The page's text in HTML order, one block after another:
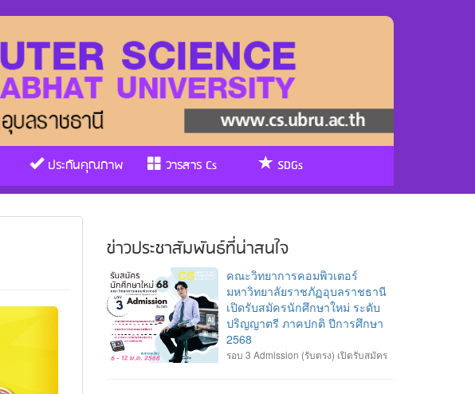
ประกันคุณภาพ วารสาร Cs SDGs
ข่าวประชาสัมพันธ์ที่น่าสนใจ
คณะวิทยาการคอมพิวเตอร์
มหาวิทยาลัยราชภัฏอุบลราชธานี
เปิดรับสมัครนักศึกษาใหม่ ระดับ
ปริญญาตรี ภาคปกติ ปีการศึกษา
2568
รอบ 3 Admission (รับตรง) เปิดรับสมัคร